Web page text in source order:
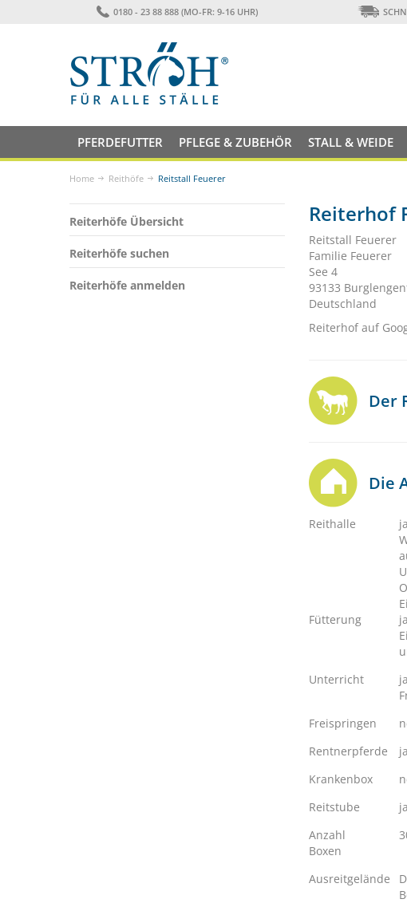
0180 - 23 88 888 (MO-FR: 9-16 UHR)
PFERDEFUTTER PFLEGE & ZUBEHÖR STALL & WEIDE
Home Reithöfe Reitstall Feuerer
Reiterhöfe Übersicht
Reiterhöfe suchen
Reiterhöfe anmelden
Reiterhof
Reitstall Feuerer
Familie Feuerer
See 4
93133
Deutschland
Reiterhof auf
Der
Die
Reithalle
Fütterung
ja
Unterricht
ja
Freispringen
Rentnerpferde
ja
Krankenbox
Reitstube
ja
Anzahl
Boxen
Ausreitgelände